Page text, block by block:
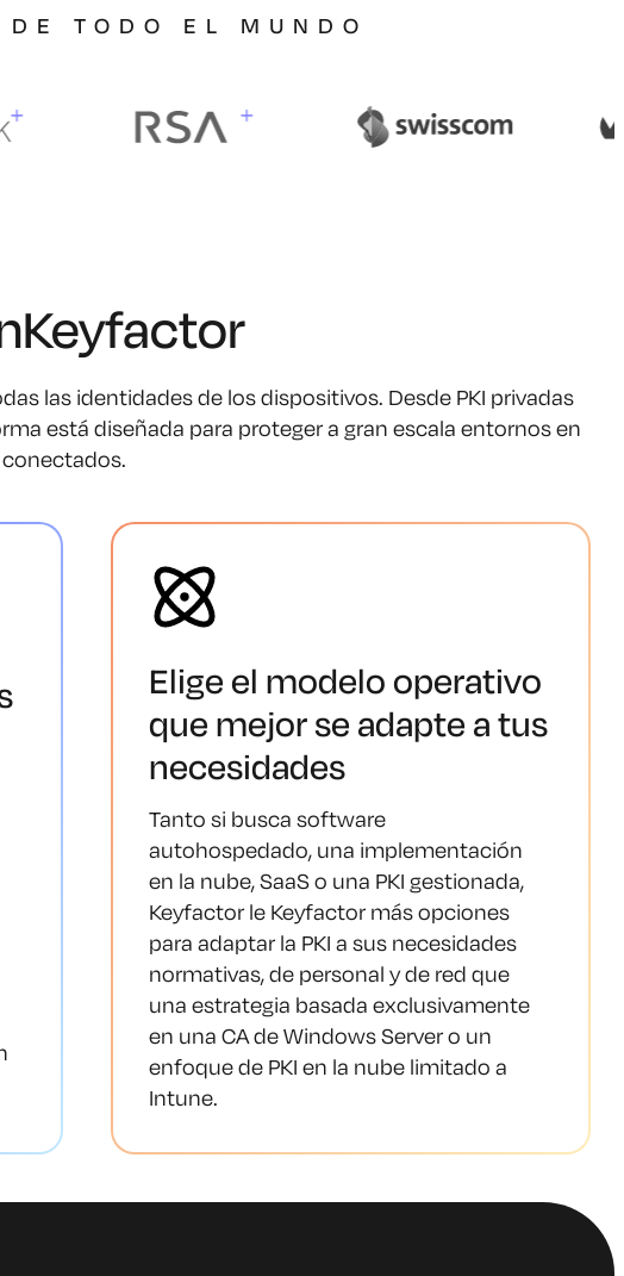
TODO EL MUNDO
las identidades de los dispositivos. Desde PKI privadas
está diseñada para proteger a gran escala entornos en
Elige el modelo operativo
que mejor se adapte a tus
necesidades
Tanto si busca software
autohospedado, una implementación
en la nube, SaaS o una PKI gestionada,
Keyfactor le Keyfactor más opciones
para adaptar la PKI a sus necesidades
normativas, de personal y de red que
una estrategia basada exclusivamente
en una CA de Windows Server o un
enfoque de PKI en la nube limitado a
Intune.